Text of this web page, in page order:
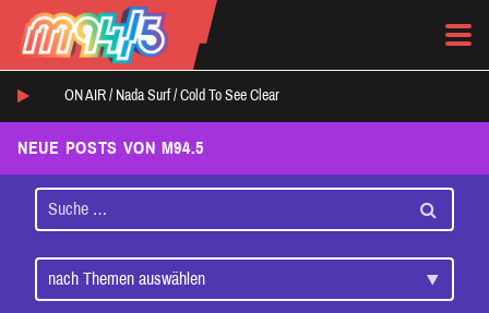
ON AIR / Nada Surf/ Cold To See Clear
NEUE POSTS VON M94.5